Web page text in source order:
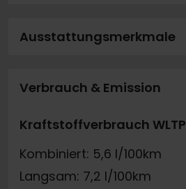
Ausstattungsmerkmale
Verbrauch & Emission
Kraftstoffverbrauch WLTP
Kombiniert: 5,6 l/100km
Langsam: 7,2 l/100km